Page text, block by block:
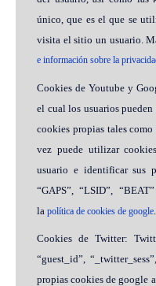
único, que es el que se
visita el sitio un usuario.
e información sobre la
Cookies de Youtube y
el cual los usuarios
cookies propias tales
vez puede utilizar
usuario e identificar sus
“GAPS”, “LSID”,
la política de cookies de google.
Cookies de Twitter:
“guest_id”,
propias cookies de google